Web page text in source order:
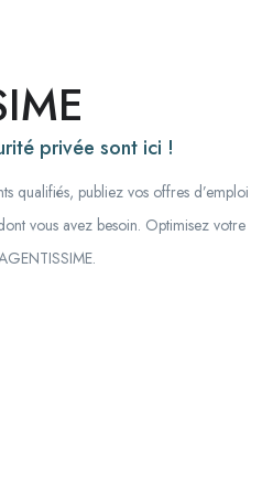
privée sont ici !
qualifiés, publiez vos offres d’emploi
vous avez besoin. Optimisez votre